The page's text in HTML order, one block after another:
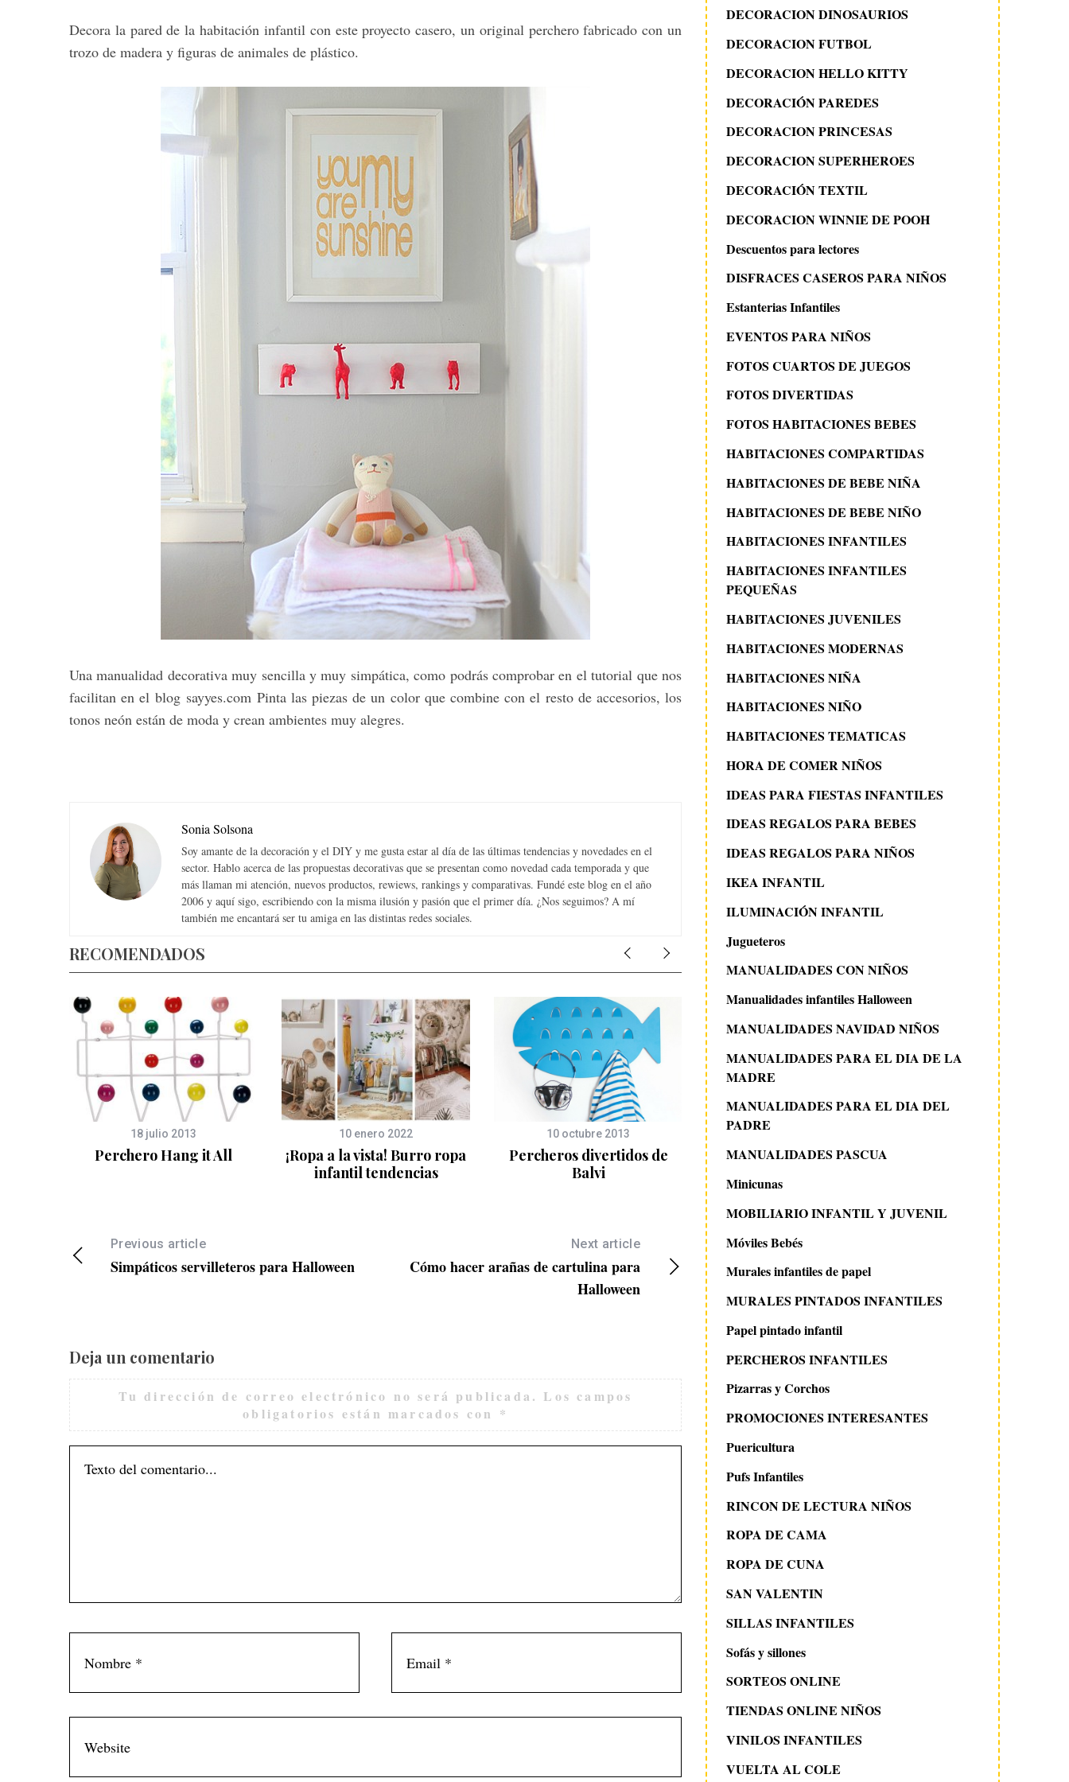
Decora la pared de la habitación infantil con este proyecto casero, un original perchero fabricado con un
trozo de madera y figuras de animales de plástico.
Una manualidad decorativa muy sencilla y muy simpática, como podrás comprobar en el tutorial que nos
facilitan en el blog sayyes.com Pinta las piezas de un color que combine con el resto de accesorios, los
tonos neón están de moda y crean ambientes muy alegres.
Sonia Solsona
Soy amante de la decoración y el DIY y me gusta estar al día de las últimas tendencias y novedades en el
sector. Hablo acerca de las propuestas decorativas que se presentan como novedad cada temporada y que
más llaman mi atención, nuevos productos, rewiews, rankings y comparativas. Fundé este blog en el año
2006 y aquí sigo, escribiendo con la misma ilusión y pasión que el primer día. ¿Nos seguimos? A mí
también me encantará ser tu amiga en las distintas redes sociales.
RECOMENDADOS
18 julio 2013
Perchero Hang it All
10 enero 2022
¡Ropa a la vista! Burro ropa
infantil tendencias
10 octubre 2013
Percheros divertidos de
Balvi
29 junio 2015
Percheros infantiles con
19 junio 2012
Percheros de
Previous article
Simpáticos servilleteros para Halloween
Next article
Cómo hacer arañas de cartulina para
Halloween
Deja un comentario
Tu dirección de correo electrónico no será publicada. Los campos
obligatorios están marcados con *
DECORACION DINOSAURIOS
DECORACION FUTBOL
DECORACION HELLO KITTY
DECORACIÓN PAREDES
DECORACION PRINCESAS
DECORACION SUPERHEROES
DECORACIÓN TEXTIL
DECORACION WINNIE DE POOH
Descuentos para lectores
DISFRACES CASEROS PARA NIÑOS
Estanterias Infantiles
EVENTOS PARA NIÑOS
FOTOS CUARTOS DE JUEGOS
FOTOS DIVERTIDAS
FOTOS HABITACIONES BEBES
HABITACIONES COMPARTIDAS
HABITACIONES DE BEBE NIÑA
HABITACIONES DE BEBE NIÑO
HABITACIONES INFANTILES
HABITACIONES INFANTILES
PEQUEÑAS
HABITACIONES JUVENILES
HABITACIONES MODERNAS
HABITACIONES NIÑA
HABITACIONES NIÑO
HABITACIONES TEMATICAS
HORA DE COMER NIÑOS
IDEAS PARA FIESTAS INFANTILES
IDEAS REGALOS PARA BEBES
IDEAS REGALOS PARA NIÑOS
IKEA INFANTIL
ILUMINACIÓN INFANTIL
Jugueteros
MANUALIDADES CON NIÑOS
Manualidades infantiles Halloween
MANUALIDADES NAVIDAD NIÑOS
MANUALIDADES PARA EL DIA DE LA
MADRE
MANUALIDADES PARA EL DIA DEL
PADRE
MANUALIDADES PASCUA
Minicunas
MOBILIARIO INFANTIL Y JUVENIL
Móviles Bebés
Murales infantiles de papel
MURALES PINTADOS INFANTILES
Papel pintado infantil
PERCHEROS INFANTILES
Pizarras y Corchos
PROMOCIONES INTERESANTES
Puericultura
Pufs Infantiles
RINCON DE LECTURA NIÑOS
ROPA DE CAMA
ROPA DE CUNA
SAN VALENTIN
SILLAS INFANTILES
Sofás y sillones
SORTEOS ONLINE
TIENDAS ONLINE NIÑOS
VINILOS INFANTILES
VUELTA AL COLE
S
e
a
c
f